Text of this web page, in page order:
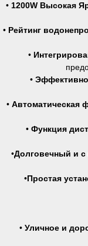
• 1200W Высокая
• Рейтинг
•
•
• Автоматическая
• Функция
•Долговечный и с
•Простая
• Уличное и